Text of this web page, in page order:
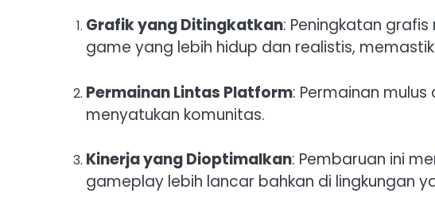
Grafik yang Ditingkatkan: Peningkatan
game yang lebih hidup dan realistis,
Permainan Lintas Platform: Permainan
menyatukan komunitas.
Kinerja yang Dioptimalkan: Pembaruan ini
gameplay lebih lancar bahkan di lingkungan